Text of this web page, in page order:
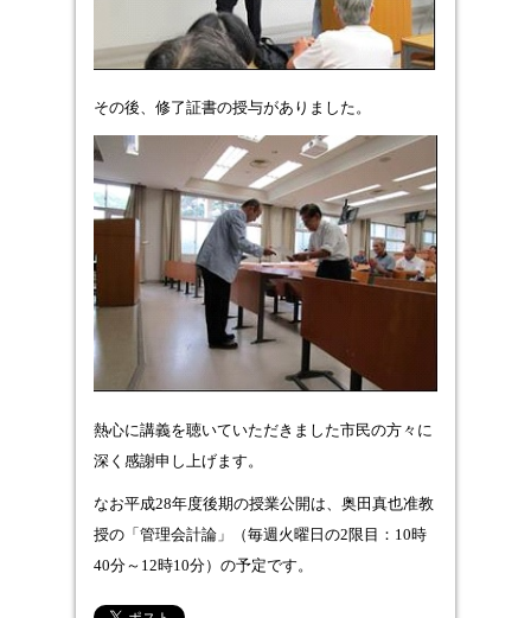
その後、修了証書の授与がありました。
熱心に講義を聴いていただきました市民の方々に
深く感謝申し上げます。
なお平成28年度後期の授業公開は、奥田真也准教
授の「管理会計論」（毎週火曜日の2限目：10時
40分～12時10分）の予定です。